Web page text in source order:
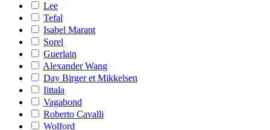
Lee
Tefal
Isabel Marant
Sorel
Guerlain
Alexander Wang
Day Birger et Mikkelsen
Iittala
Vagabond
Roberto Cavalli
Wolford